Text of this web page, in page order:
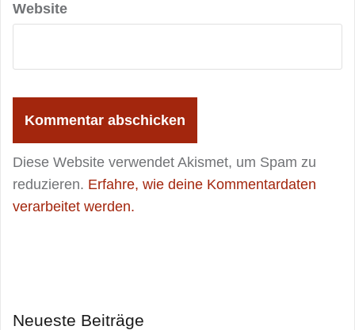
Website
Diese Website verwendet Akismet, um Spam zu
reduzieren. Erfahre, wie deine Kommentardaten
verarbeitet werden.
Neueste Beiträge